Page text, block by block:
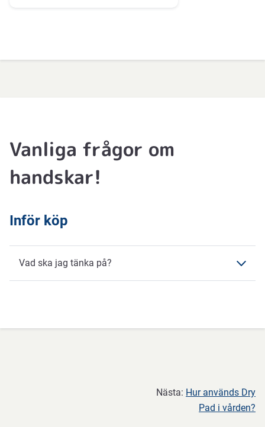
Vanliga frågor om
handskar!
Inför köp
Vad ska jag tänka på?
Nästa: Hur används Dry
Pad i vården?